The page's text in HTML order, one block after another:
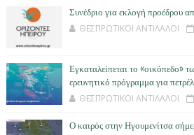
Συνέδριο για εκλογή προέδρου
ΘΕΣΠΡΩΤΙΚΟΙ ΑΝΤΙΛΑΛΟΙ
Εγκαταλείπεται το «οικόπεδο»
ερευνητικό πρόγραμμα για
ΘΕΣΠΡΩΤΙΚΟΙ ΑΝΤΙΛΑΛΟΙ
Ο καιρός στην Ηγουμενίτσα